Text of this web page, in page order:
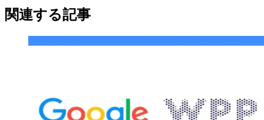
関連する記事